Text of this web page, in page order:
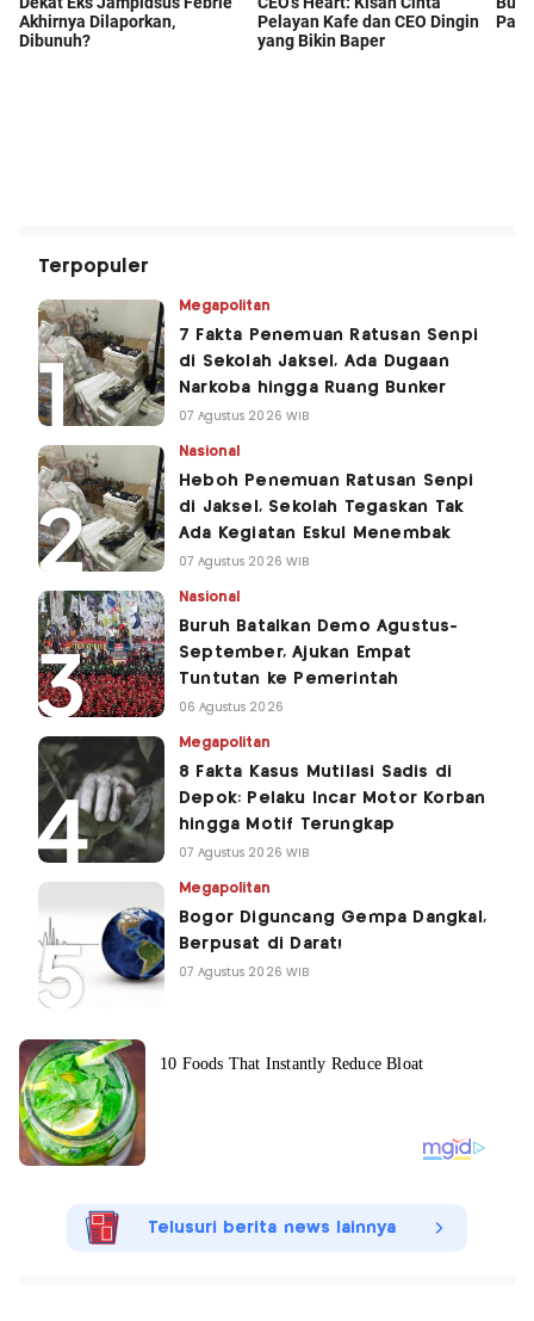
Terpopuler
Megapolitan
7 Fakta Penemuan Ratusan Senpi
di Sekolah Jaksel, Ada Dugaan
Narkoba hingga Ruang Bunker
07 Agustus 2026 WIB
Nasional
Heboh Penemuan Ratusan Senpi
di Jaksel, Sekolah Tegaskan Tak
Ada Kegiatan Eskul Menembak
07 Agustus 2026 WIB
Nasional
Buruh Batalkan Demo Agustus-
September, Ajukan Empat
Tuntutan ke Pemerintah
06 Agustus 2026
Megapolitan
8 Fakta Kasus Mutilasi Sadis di
Depok: Pelaku Incar Motor Korban
hingga Motif Terungkap
07 Agustus 2026 WIB
Megapolitan
Bogor Diguncang Gempa Dangkal,
Berpusat di Darat!
07 Agustus 2026 WIB
Telusuri berita news lainnya